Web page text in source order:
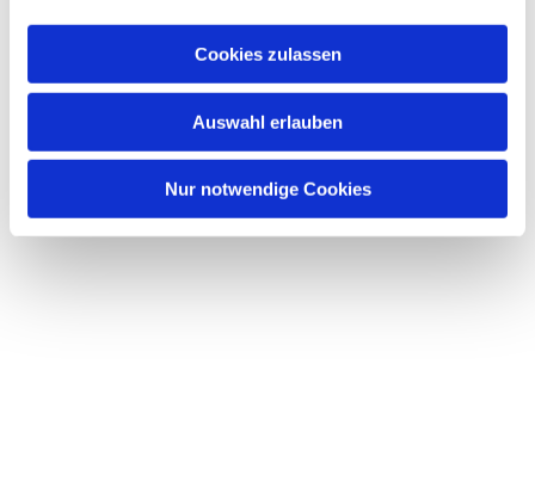
Cookies zulassen
Auswahl erlauben
Nur notwendige Cookies